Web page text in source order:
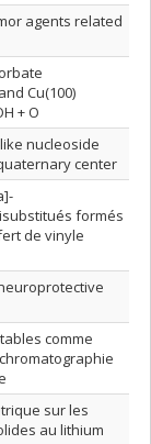
agents related
Cu(100)
+ O
nucleoside
center
formés
de vinyle
comme
sur les
au lithium